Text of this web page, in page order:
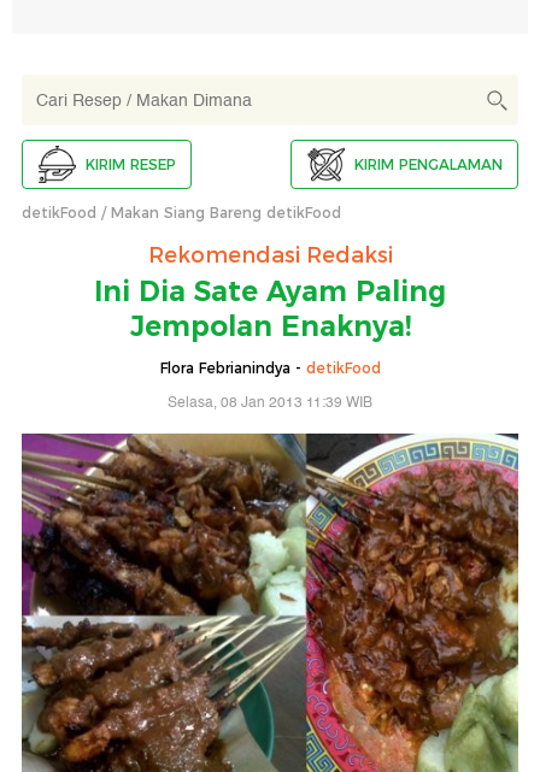
KIRIM RESEP KIRIM PENGALAMAN
detikFood Makan Siang Bareng detikFood
Rekomendasi Redaksi
Ini Dia Sate Ayam Paling
Jempolan Enaknya!
Flora Febrianindya - detikFood
Selasa, 08 Jan 2013 11:39 WIB